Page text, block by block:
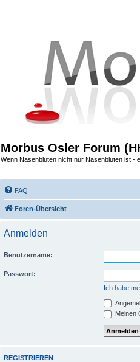
Morbus Osler Forum
Wenn Nasenbluten nicht nur Nasenbluten ist
FAQ
Foren-Übersicht
Anmelden
Benutzername:
Passwort:
Ich habe
Meinen
REGISTRIEREN